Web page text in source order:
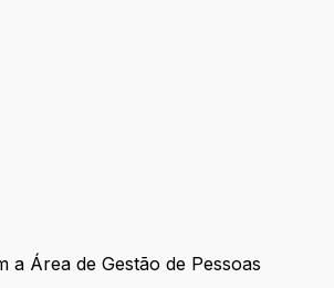
a Área de Gestão de Pessoas
Área de Gestão de Pessoas